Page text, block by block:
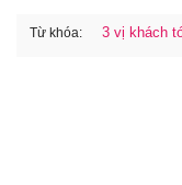
Từ khóa: 3 vị khách